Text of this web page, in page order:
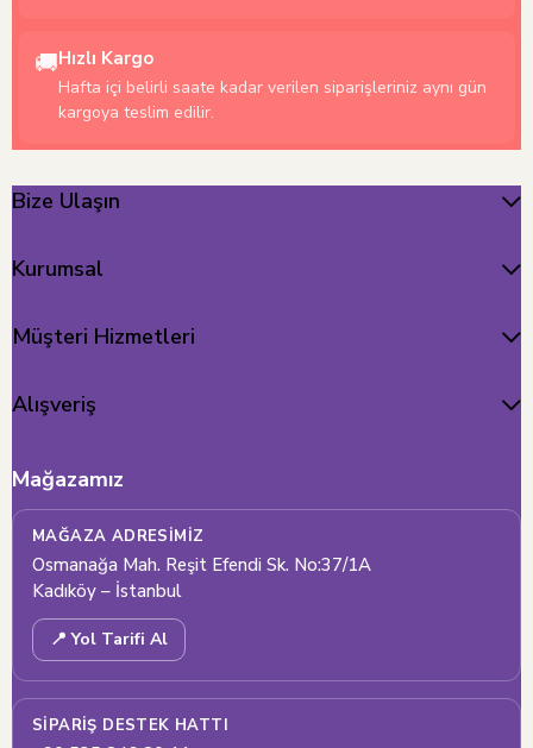
🚚Hızlı Kargo
Hafta içi belirli saate kadar verilen siparişleriniz aynı gün
kargoya teslim edilir.
Bize Ulaşın
Kurumsal
Müşteri Hizmetleri
Alışveriş
Mağazamız
MAĞAZA ADRESIMIZ
Osmanağa Mah. Reşit Efendi Sk. No:37/1A
Kadıköy – İstanbul
📍 Yol Tarifi Al
SIPARIŞ DESTEK HATTI